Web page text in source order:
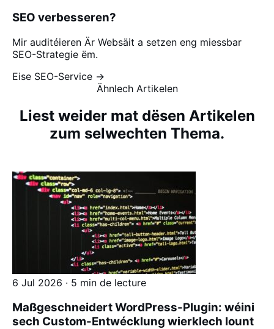
SEO verbesseren?
Mir auditéieren Är Websäit a setzen eng miessbar
SEO-Strategie ëm.
Eise SEO-Service →
Ähnlech Artikelen
Liest weider mat dësen Artikelen
zum selwechten Thema.
6 Jul 2026 · 5 min de lecture
Maßgeschneidert WordPress-Plugin: wéini
sech Custom-Entwécklung wierklech lount